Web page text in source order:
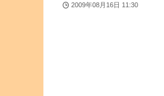
2009年08月16日 11:30